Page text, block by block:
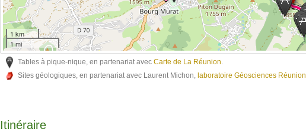
1 km
1 mi
Tables à pique-nique, en partenariat avecCarte de La Réunion.
Sites géologiques, en partenariat avec Laurent Michon,
laboratoire Géosciences Réunion
Itinéraire